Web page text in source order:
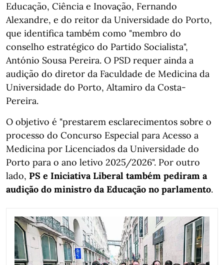
Educação, Ciência e Inovação, Fernando
Alexandre, e do reitor da Universidade do Porto,
que identifica também como "membro do
conselho estratégico do Partido Socialista",
António Sousa Pereira. O PSD requer ainda a
audição do diretor da Faculdade de Medicina da
Universidade do Porto, Altamiro da Costa-
Pereira.
O objetivo é "prestarem esclarecimentos sobre o
processo do Concurso Especial para Acesso a
Medicina por Licenciados da Universidade do
Porto para o ano letivo 2025/2026". Por outro
lado, PS e Iniciativa Liberal também pediram a
audição do ministro da Educação no parlamento.